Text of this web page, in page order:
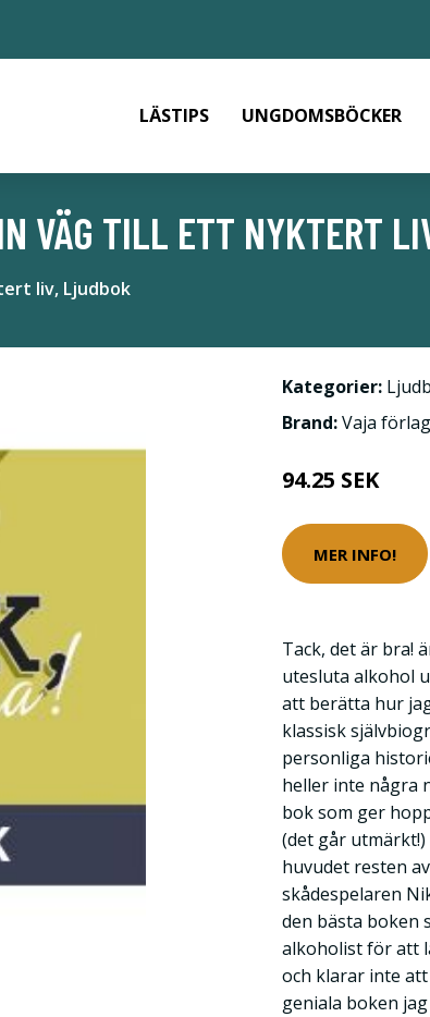
LÄSTIPS UNGDOMSBÖCKER
VÄG TILL ETT NYKTERT
liv, Ljudbok
Kategorier:
Brand:Vaja förlag
94.25 SEK
MER INFO!
Tack, det är bra!
utesluta alkohol
att berätta hur
klassisk
personliga
heller inte några
bok som ger
(det går
huvudet resten
skådespelaren
den bästa boken
alkoholist för att
och klarar inte
geniala boken